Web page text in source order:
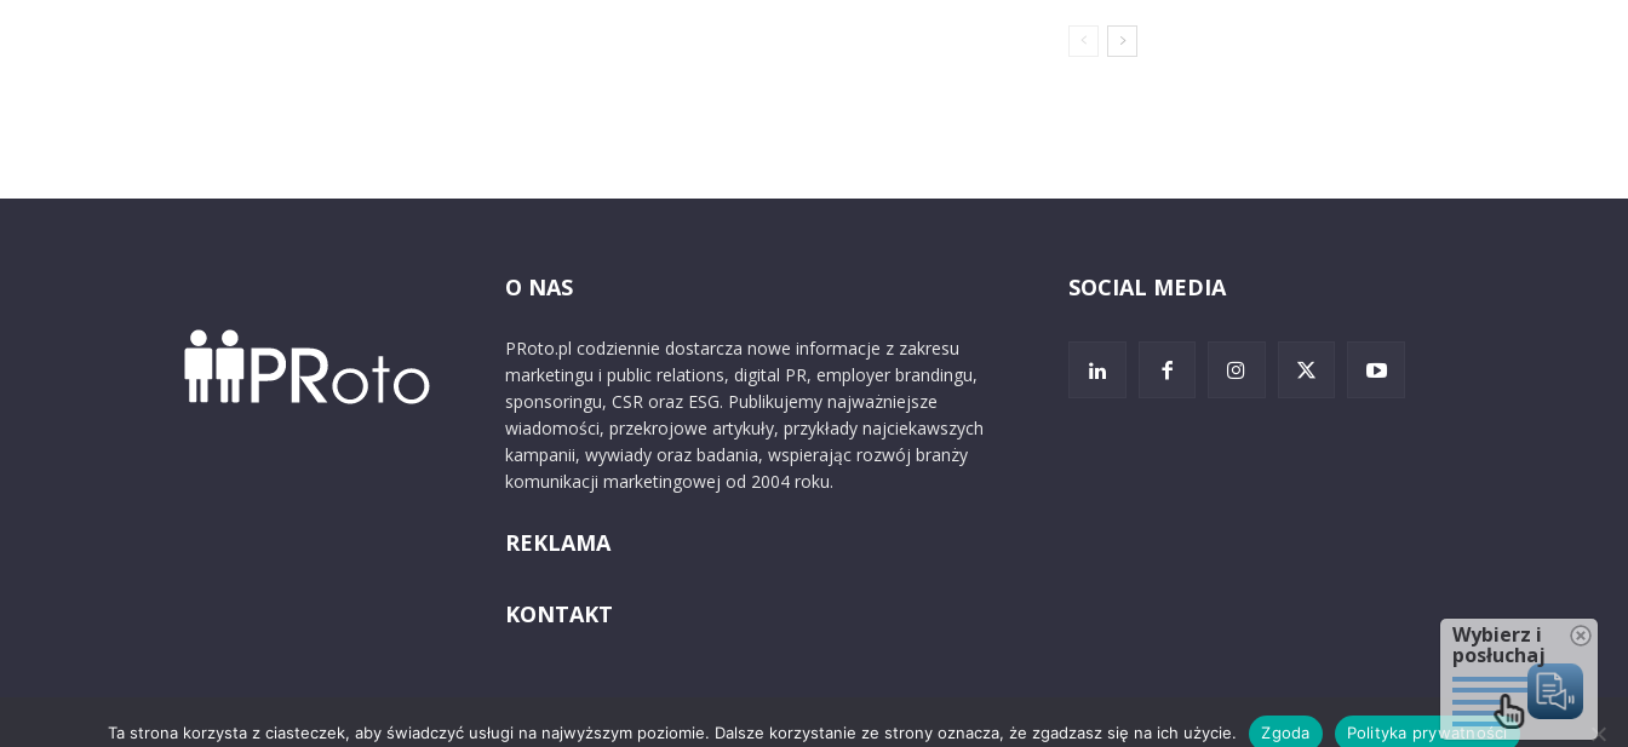
O NAS
PRoto.pl codziennie dostarcza nowe informacje z zakresu
marketingu i public relations, digital PR, employer brandingu,
sponsoringu, CSR oraz ESG. Publikujemy najważniejsze
wiadomości, przekrojowe artykuły, przykłady najciekawszych
kampanii, wywiady oraz badania, wspierając rozwój branży
komunikacji marketingowej od 2004 roku.
REKLAMA
KONTAKT
SOCIAL MEDIA
Ta strona korzysta z ciasteczek, aby świadczyć usługi na najwyższym poziomie. Dalsze korzystanie ze strony oznacza, że zgadzasz się na ich użycie. Zgoda Polityka prywatności
Wybierz i
posłuchaj